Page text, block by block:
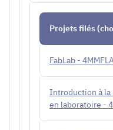
Projets filés
FabLab -
Introduction à la
en laboratoire -